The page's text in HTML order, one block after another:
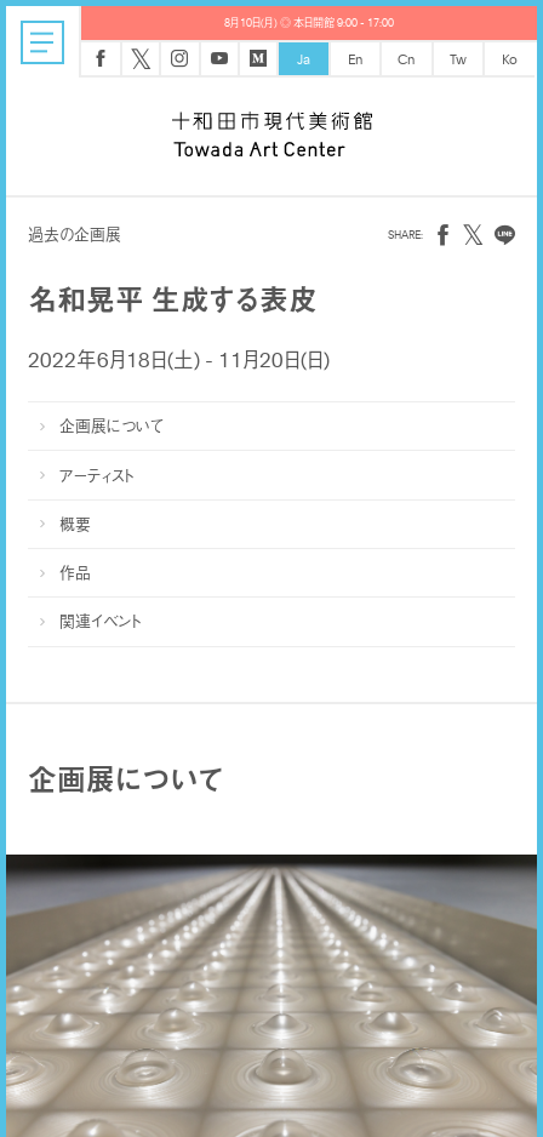
8月10日(月) ◎ 本日開館 9:00 - 17:00
𝕏 Ja En Cn Tw Ko
過去の企画展 𝕏
名和晃平 生成する表皮
2022年6月18日(土) - 11月20日(日)
企画展について
アーティスト
概要
作品
関連イベント
企画展について